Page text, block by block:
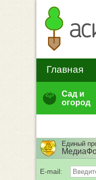
Главная
Сад и
огород
Единый
E-mail: